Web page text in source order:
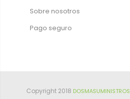
Sobre nosotros
Pago seguro
Copyright 2018 DOSMASUMINISTROS